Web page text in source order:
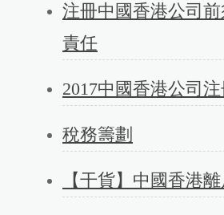
注冊中國香港公司
責任
2017中國香港公司
稅務籌劃
【干貨】中國香港